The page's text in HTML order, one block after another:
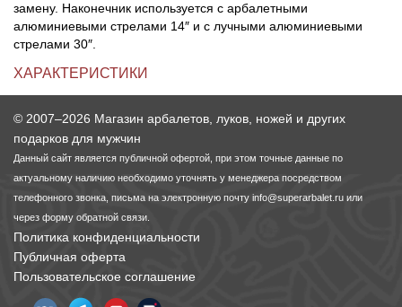
замену. Наконечник используется с арбалетными
алюминиевыми стрелами 14″ и с лучными алюминиевыми
стрелами 30″.
ХАРАКТЕРИСТИКИ
© 2007–2026 Магазин арбалетов, луков, ножей и других
подарков для мужчин
Данный сайт является публичной офертой, при этом точные данные по
актуальному наличию необходимо уточнять у менеджера посредством
телефонного звонка, письма на электронную почту info@superarbalet.ru или
через форму обратной связи.
Политика конфиденциальности
Публичная оферта
Пользовательское соглашение